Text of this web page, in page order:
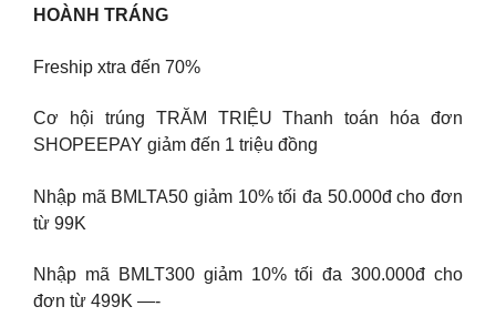
HOÀNH TRÁNG
Freship xtra đến 70%
Cơ hội trúng TRĂM TRIỆU Thanh toán hóa đơn
SHOPEEPAY giảm đến 1 triệu đồng
Nhập mã BMLTA50 giảm 10% tối đa 50.000đ cho đơn
từ 99K
Nhập mã BMLT300 giảm 10% tối đa 300.000đ cho
đơn từ 499K —-